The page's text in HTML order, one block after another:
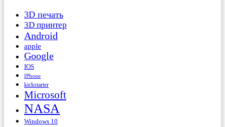
3D печать
3D принтер
Android
apple
Google
IOS
IPhone
kickstarter
Microsoft
NASA
Windows 10